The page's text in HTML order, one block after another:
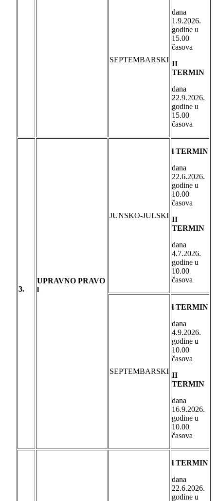
SEPTEMBARSKI
dana
1.9.2026.
godine u
15.00
časova
II
TERMIN
dana
22.9.2026.
godine u
15.00
časova
3.
UPRAVNO PRAVO
l
JUNSKO-JULSKI
l TERMIN
dana
22.6.2026.
godine u
10.00
časova
II
TERMIN
dana
4.7.2026.
godine u
10.00
časova
SEPTEMBARSKI
l TERMIN
dana
4.9.2026.
godine u
10.00
časova
II
TERMIN
dana
16.9.2026.
godine u
10.00
časova
l TERMIN
dana
22.6.2026.
godine u